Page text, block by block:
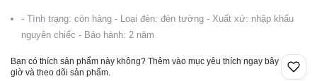
- Tình trạng: còn hàng - Loại đèn: đèn tường - Xuất xứ: nhập khẩu
nguyên chiếc - Bảo hành: 2 năm
Bạn có thích sản phẩm này không? Thêm vào mục yêu thích ngay bây
giờ và theo dõi sản phẩm.